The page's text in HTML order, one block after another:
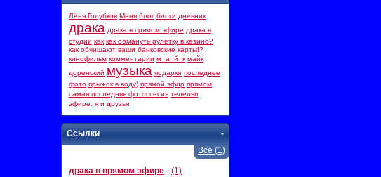
Лёня Голубков Меня блог блоги дневник
драка драка в прямом эфире драка в
студии как как обмануть рулетку в казино?
как обчищают ваши банковские карты!?
кинофильм комментарии м_а_й_к майк
доренский музыка подарки последнее
фото прыжок в воду) прямой эфир прямом
самая последняя фотоссесия телеляп
эфире.
я и друзья
-
Ссылки
Все (1)
драка в прямом эфире - (1)